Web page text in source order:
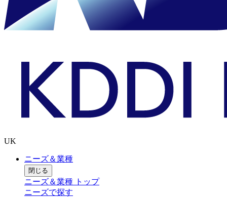
UK
ニーズ＆業種
閉じる
ニーズ＆業種 トップ
ニーズで探す